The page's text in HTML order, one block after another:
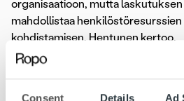
Consent Details Ad
organisaatioon, mutta
mahdollistaa
kohdistamisen, Hentunen kertoo.
Uudistus parantaa mm.